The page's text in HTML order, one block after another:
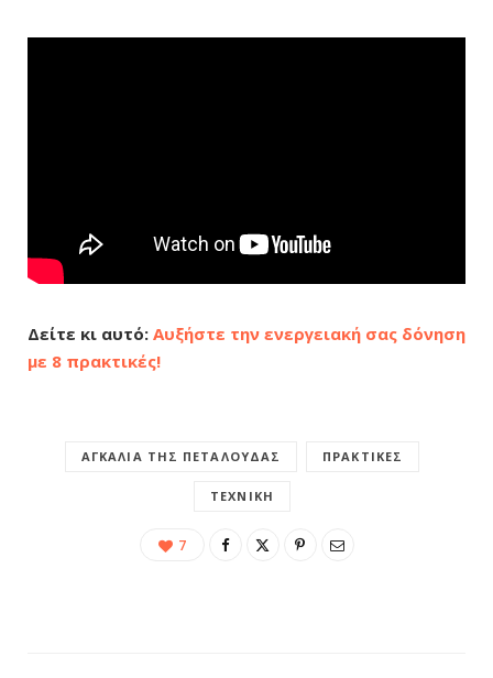
Δείτε κι αυτό: Αυξήστε την ενεργειακή σας δόνηση
με 8 πρακτικές!
ΑΓΚΑΛΙΆ ΤΗΣ ΠΕΤΑΛΟΎΔΑΣ ΠΡΑΚΤΙΚΈΣ
ΤΕΧΝΙΚΉ
7